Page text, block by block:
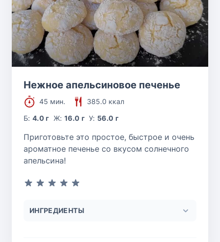
Нежное апельсиновое печенье
45 мин.
385.0 ккал
Б:4.0 г Ж: 16.0 г У: 56.0 г
Приготовьте это простое, быстрое и очень
ароматное печенье со вкусом солнечного
апельсина!
ИНГРЕДИЕНТЫ